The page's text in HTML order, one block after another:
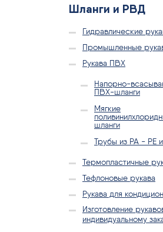
Шланги и РВД
Гидравлические
Промышленные
Рукава ПВХ
Напорно-
ПВХ-шланги
Мягкие
шланги
Трубы из PA - PE
Термопластичные
Тефлоновые рукава
Рукава для
Изготовление
индивидуальному